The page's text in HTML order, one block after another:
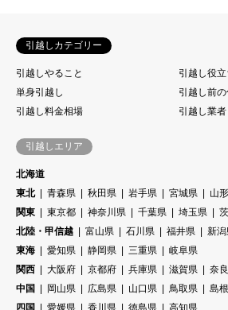
引越しカテゴリー
引越しやること
引越し役
単身引越し
引越し前
引越し料金相場
引越し業者
引越しエリア
北海道
東北
青森県 秋田県 岩手県 宮城県 山
関東
東京都 神奈川県 千葉県 埼玉県
北陸・甲信越
富山県 石川県 福井県 新
東海
愛知県 静岡県 三重県
岐阜県
関西
大阪府 京都府 兵庫県 滋賀県 奈
中国
岡山県 広島県 山口県 鳥取県
島